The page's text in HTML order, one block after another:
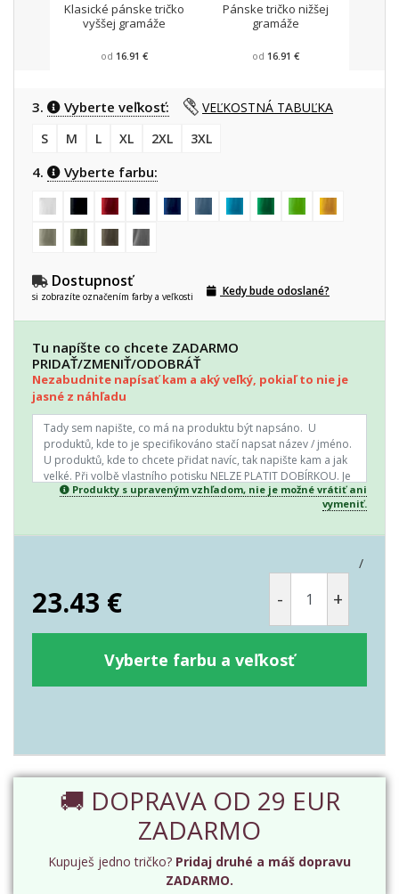
Klasické pánske tričko
vyššej gramáže
od 16.91 €
Pánske tričko nižšej
gramáže
od 16.91 €
3. Vyberte veľkosť:
VEĽKOSTNÁ TABUĽKA
S
M L XL 2XL 3XL
4. Vyberte farbu:
Dostupnosť
si zobrazíte označením farby a veľkosti Kedy bude odoslané?
Tu napíšte co chcete ZADARMO
PRIDAŤ/ZMENIŤ/ODOBRÁŤ
Nezabudnite napísať kam a aký veľký, pokiaľ to nie je
jasné z náhľadu
Produkty s upraveným vzhľadom, nie je možné vrátiť ani
vymeniť.
/
23.43 € - +
Vyberte farbu a veľkosť
🚚 DOPRAVA OD 29 EUR
ZADARMO
Kupuješ jedno tričko? Pridaj druhé a máš dopravu
ZADARMO.